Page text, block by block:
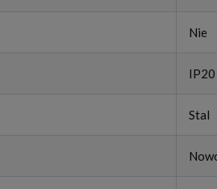
Nie
IP20
Stal